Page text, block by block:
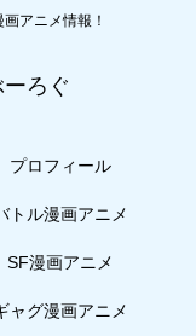
アニメ情報！
ろぐ
プロフィール
トル漫画アニメ
SF漫画アニメ
ャグ漫画アニメ